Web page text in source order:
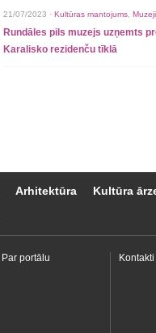
21/07/2023 · Kultūras mantojums Muzeji
Rundāles pils muzejs uzņemts
Karalisko rezidenču tīklā
Arhitektūra Kultūra
Par portālu Kontakti